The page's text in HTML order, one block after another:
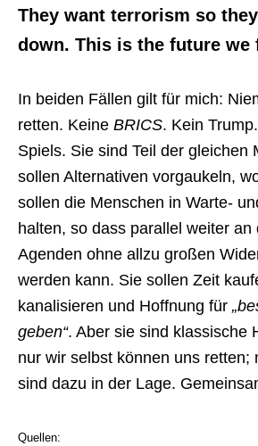
They want terrorism so
down. This is the future we
In beiden Fällen gilt für mich:
retten. Keine BRICS. Kein
Spiels. Sie sind Teil der gleichen
sollen Alternativen vorgaukeln,
sollen die Menschen in Warte-
halten, so dass parallel weiter an
Agenden ohne allzu großen
werden kann. Sie sollen Zeit
kanalisieren und Hoffnung für
geben“. Aber sie sind klassische
nur wir selbst können uns retten;
sind dazu in der Lage.
Quellen: